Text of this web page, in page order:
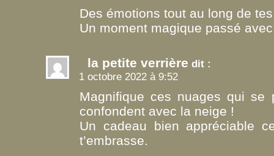
Des émotions tout au long de
Un moment magique passé
la petite verrière dit :
1 octobre 2022 à 9:52
Magnifique ces nuages qui
confondent avec la neige !
Un cadeau bien appréciable
t’embrasse.